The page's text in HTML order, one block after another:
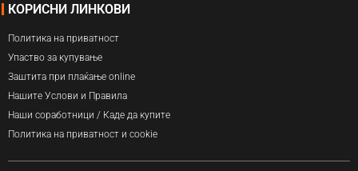
КОРИСНИ ЛИНКОВИ
Политика на приватност
Упаство за купување
Заштита при плаќање online
Нашите Услови и Правила
Наши соработници / Каде да купите
Политика на приватност и cookie